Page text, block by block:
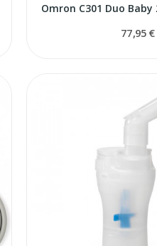
Omron C301 Duo
77,95 €